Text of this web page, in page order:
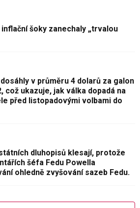
inflační šoky zanechaly „trvalou
v průměru 4 dolarů za galon
což ukazuje, jak válka dopadá na
před listopadovými volbami do
dluhopisů klesají, protože
šéfa Fedu Powella
ohledně zvyšování sazeb Fedu.